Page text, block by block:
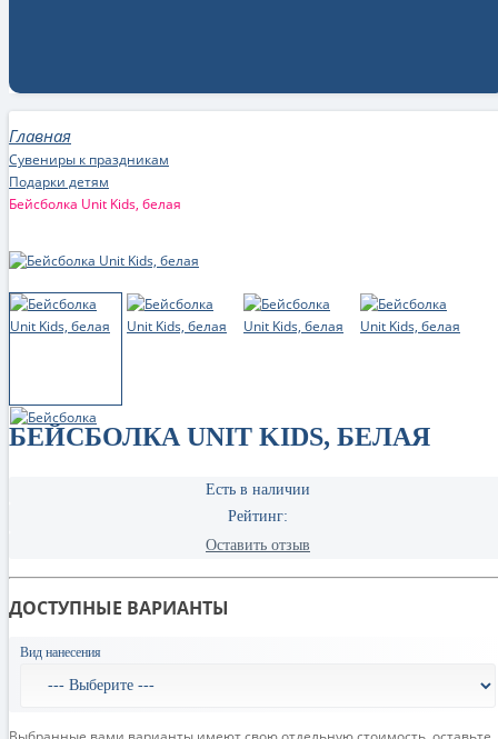
Сувениры к праздникам
Подарки детям
Бейсболка Unit Kids, белая
БЕЙСБОЛКА UNIT KIDS, БЕЛАЯ
Есть в наличии
Рейтинг:
Оставить отзыв
ДОСТУПНЫЕ ВАРИАНТЫ
Вид нанесения